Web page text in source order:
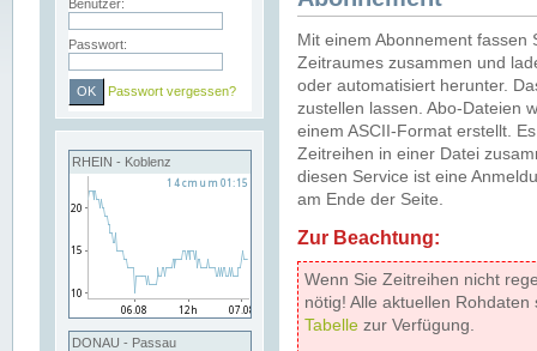
Benutzer:
Passwort:
Passwort vergessen?
RHEIN - Koblenz
DONAU - Passau
Mit einem Abonnement
Zeitraumes zusammen und
oder automatisiert herunter.
zustellen lassen. Abo-Dateien
einem ASCII-Format erstellt.
Zeitreihen in einer Datei
diesen Service ist eine
am Ende der Seite.
Zur Beachtung:
Wenn Sie Zeitreihen nicht
nötig! Alle aktuellen
Tabelle zur Verfügung.